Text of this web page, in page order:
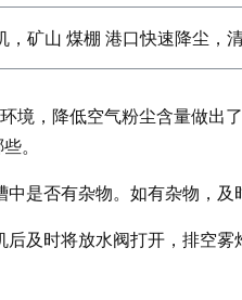
矿山 煤棚 港口快速降尘，
境，降低空气粉尘含量做出
。
是否有杂物。如有杂物，
后及时将放水阀打开，排空